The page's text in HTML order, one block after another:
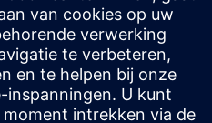
voor alle
terwijl het gebruik
tot een minimum